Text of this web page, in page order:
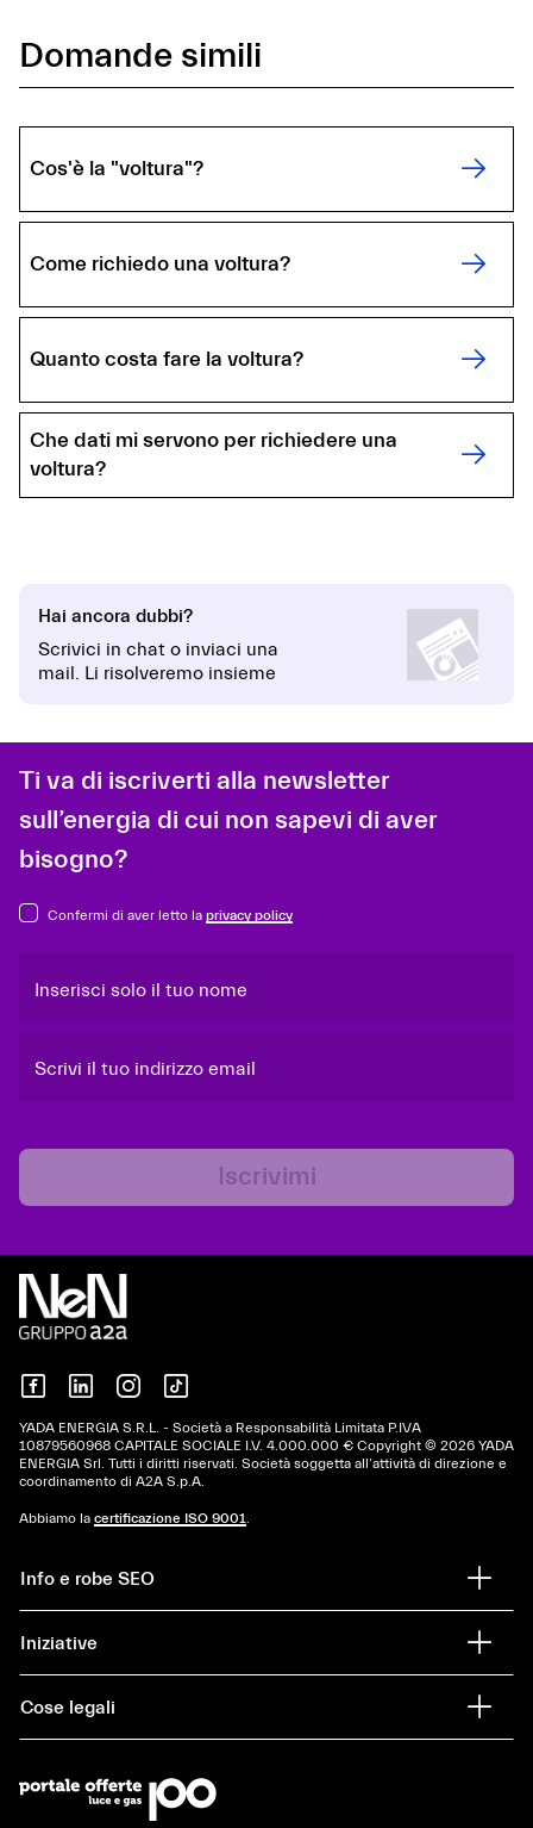
Domande simili
Cos'è la "voltura"?
Come richiedo una voltura?
Quanto costa fare la voltura?
Che dati mi servono per richiedere una
voltura?
Hai ancora dubbi?
Scrivici in chat o inviaci una
mail. Li risolveremo insieme
Ti va di iscriverti alla newsletter
sull’energia di cui non sapevi di aver
bisogno?
Confermi di aver letto la privacy policy
Inserisci solo il tuo nome
Scrivi il tuo indirizzo email
Iscrivimi
YADA ENERGIA S.R.L. - Società a Responsabilità Limitata P.IVA
10879560968 CAPITALE SOCIALE I.V. 4.000.000 € Copyright © 2026 YADA
ENERGIA Srl. Tutti i diritti riservati. Società soggetta all’attività di direzione e
coordinamento di A2A S.p.A.
Abbiamo la certificazione ISO 9001.
Info e robe SEO
Iniziative
Cose legali